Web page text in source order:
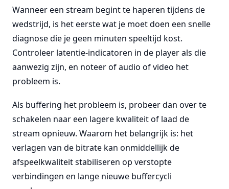
Wanneer een stream begint te haperen tijdens de
wedstrijd, is het eerste wat je moet doen een snelle
diagnose die je geen minuten speeltijd kost.
Controleer latentie-indicatoren in de player als die
aanwezig zijn, en noteer of audio of video het
probleem is.
Als buffering het probleem is, probeer dan over te
schakelen naar een lagere kwaliteit of laad de
stream opnieuw. Waarom het belangrijk is: het
verlagen van de bitrate kan onmiddellijk de
afspeelkwaliteit stabiliseren op verstopte
verbindingen en lange nieuwe buffercycli